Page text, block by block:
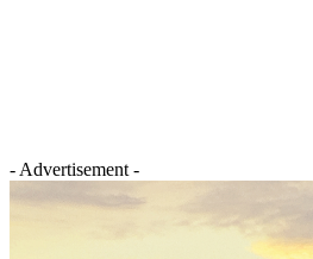
- Advertisement -